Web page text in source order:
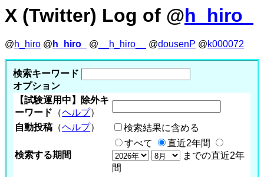
X (Twitter) Log of @h_hiro_
@h_hiro @ h_hiro_ @ __h_hiro__ @dousenP @k000072
検索キーワード
オプション
【試験運用中】除外キ
ーワード （ヘルプ）
自動投稿 （ヘルプ） 検索結果に含める
検索する期間
すべて
直近2年間
までの直近2年
間